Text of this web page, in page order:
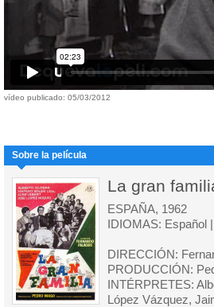
vídeo publicado: 05/03/2012
Sobre la película
La gran
ESPAÑA, 1962
IDIOMAS: Español
DIRECCIÓN:
PRODUCCIÓN:
INTÉRPRETES:
López Vázquez,